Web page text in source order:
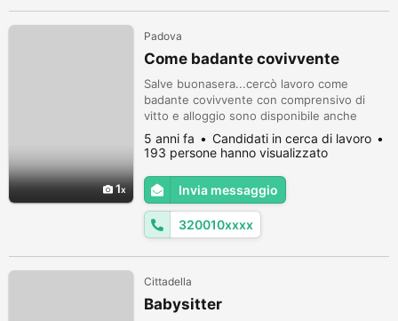
1
Padova
Come badante covivvente
Salve buonasera...cercò lavoro come
badante covivvente con comprensivo di
vitto e alloggio sono disponibile anche
subito...massima serietà...grazie mille!!!
5 anni fa
Candidati in cerca di lavoro
193 persone hanno visualizzato
Invia messaggio
320010xxxx
Cittadella
Babysitter